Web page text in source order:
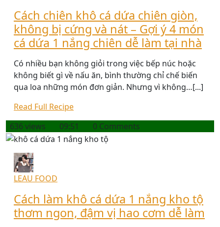
Cách chiên khô cá dứa chiên giòn,
không bị cứng và nát – Gợi ý 4 món
cá dứa 1 nắng chiên dễ làm tại nhà
Có nhiều bạn không giỏi trong việc bếp núc hoặc
không biết gì về nấu ăn, bình thường chỉ chế biến
qua loa những món đơn giản. Nhưng vì không…[...]
Read Full Recipe
636 views
09:51 0 Comments
LEAU FOOD
Cách làm khô cá dứa 1 nắng kho tộ
thơm ngon, đậm vị hao cơm dễ làm